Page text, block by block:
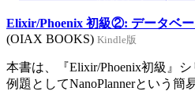
Elixir/Phoenix 初級②: データベ
(OIAX BOOKS) Kindle版
本書は、『Elixir/Phoenix初級』
例題としてNanoPlannerという簡